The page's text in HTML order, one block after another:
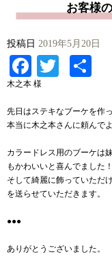
お客様
投稿日 2019年5月20日
Facebook
Twitter
木之本 様
先日はステキなブーケを作
本当に木之本さんに頼んで
カラードレス用のブーケは
もかわいいと喜んでました
そして綺麗に飾っていただ
を送らせていただきます。
●●●
ありがとうございました。